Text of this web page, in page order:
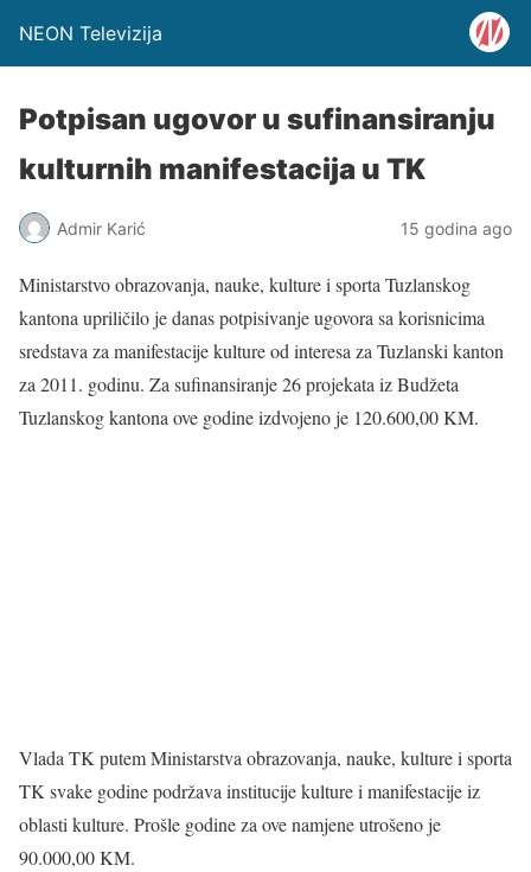
NEON Televizija
Potpisan ugovor u sufinansiranju
kulturnih manifestacija u TK
Admir Karić 15 godina ago
Ministarstvo obrazovanja, nauke, kulture i sporta Tuzlanskog
kantona upriličilo je danas potpisivanje ugovora sa korisnicima
sredstava za manifestacije kulture od interesa za Tuzlanski kanton
za 2011. godinu. Za sufinansiranje 26 projekata iz Budžeta
Tuzlanskog kantona ove godine izdvojeno je 120.600,00 KM.
Vlada TK putem Ministarstva obrazovanja, nauke, kulture i sporta
TK svake godine podržava institucije kulture i manifestacije iz
oblasti kulture. Prošle godine za ove namjene utrošeno je
90.000,00 KM.